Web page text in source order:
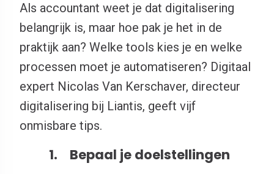
Als accountant weet je dat digitalisering
belangrijk is, maar hoe pak je het in de
praktijk aan? Welke tools kies je en welke
processen moet je automatiseren? Digitaal
expert Nicolas Van Kerschaver, directeur
digitalisering bij Liantis, geeft vijf
onmisbare tips.
1. Bepaal je doelstellingen